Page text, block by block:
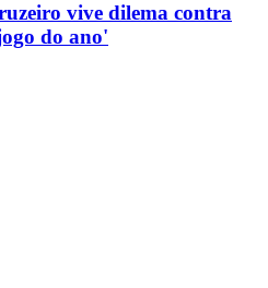
vive dilema contra
do ano'